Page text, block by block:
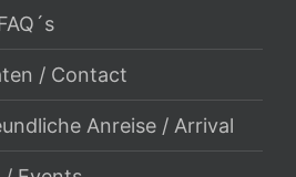
/ Contact
Anreise / Arrival